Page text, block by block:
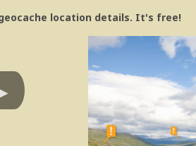
location details. It's free!